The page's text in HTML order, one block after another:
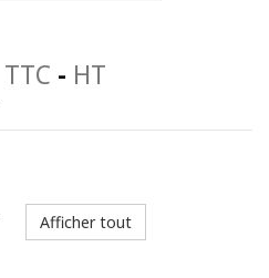
TTC - HT
Afficher tout